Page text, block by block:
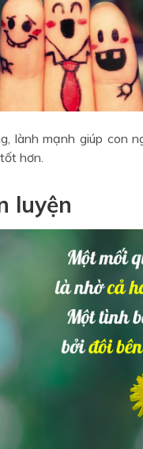
lành mạnh giúp con
hơn.
luyện